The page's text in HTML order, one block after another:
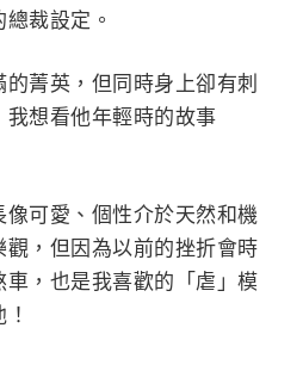
裁設定。
菁英，但同時身上卻有刺
想看他年輕時的故事
可愛、個性介於天然和機
，但因為以前的挫折會時
，也是我喜歡的「虐」模